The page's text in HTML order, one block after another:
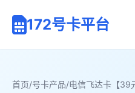
172号卡平台
首页/号卡产品/电信飞达卡【39